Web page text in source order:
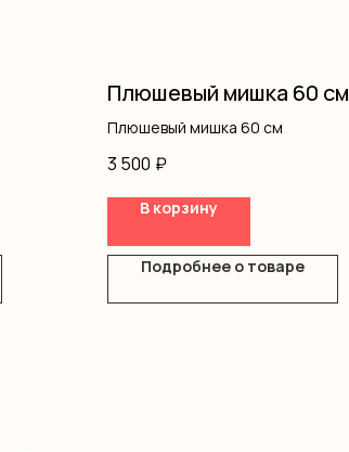
Плюшевый мишка 60 см
Плюшевый мишка 60 см
3 500 ₽
В корзину
Подробнее о товаре